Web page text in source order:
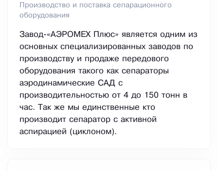
Производство и поставка сепарационного
оборудования
Завод-«АЭРОМЕХ Плюс» является одним из
основных специализированных заводов по
производству и продаже передового
оборудования такого как сепараторы
аэродинамические САД с
производительностью от 4 до 150 тонн в
час. Так же мы единственные кто
производит сепаратор с активной
аспирацией (циклоном).